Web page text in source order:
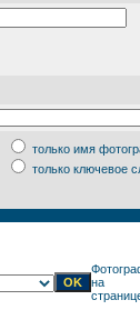
только имя
только ключевое
на